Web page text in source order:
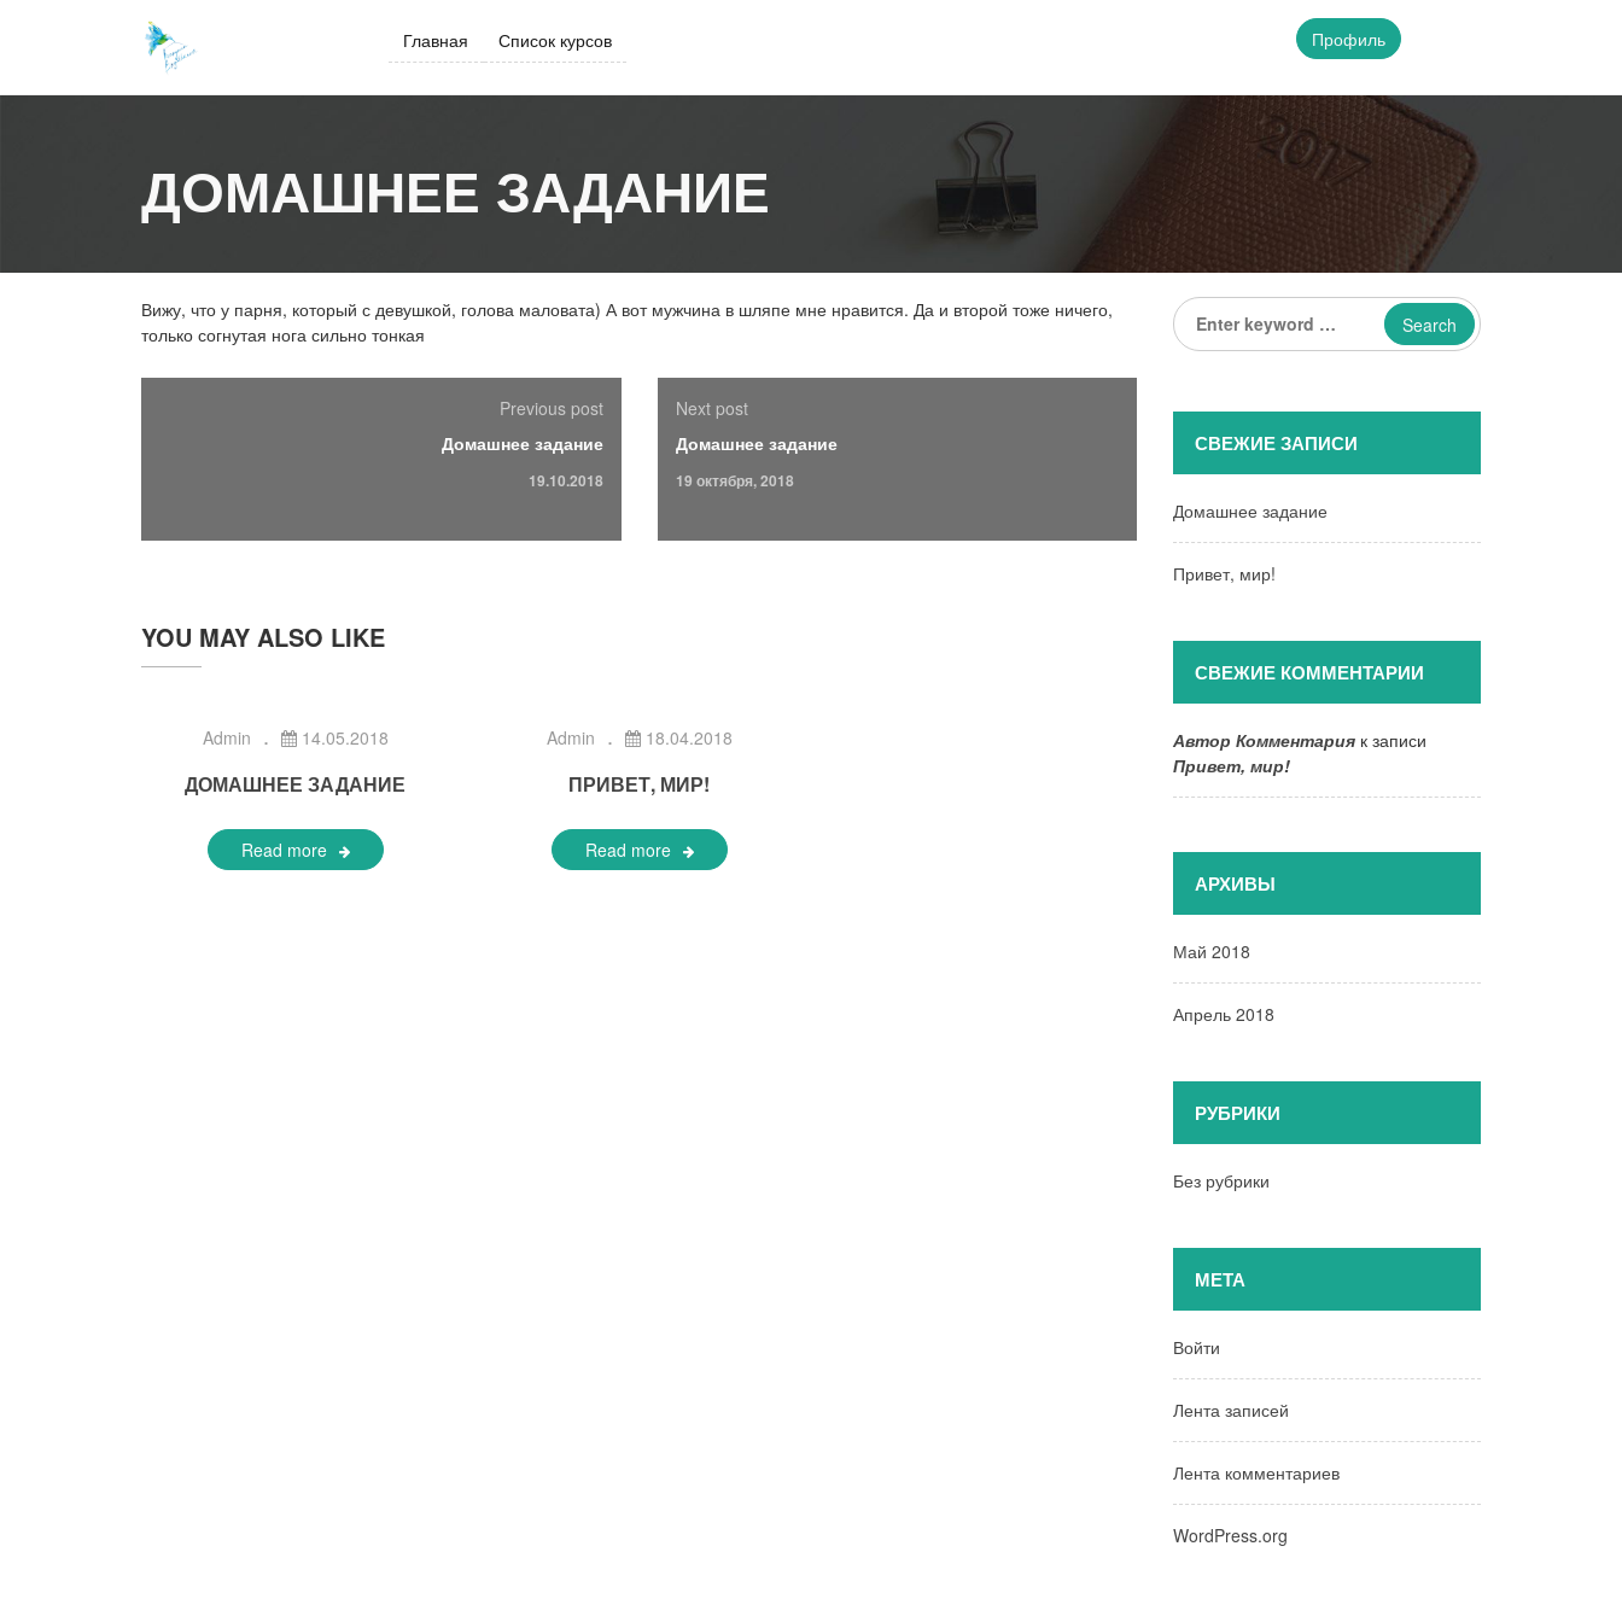
Главная Список курсов Профиль
ДОМАШНЕЕ ЗАДАНИЕ
Вижу, что у парня, который с девушкой, голова маловата) А вот мужчина в шляпе мне нравится. Да и второй тоже ничего,
только согнутая нога сильно тонкая
Previous post
Домашнее задание
19.10.2018
Next post
Домашнее задание
19 октября, 2018
YOU MAY ALSO LIKE
Admin 14.05.2018
ДОМАШНЕЕ ЗАДАНИЕ
Read more
Admin 18.04.2018
ПРИВЕТ, МИР!
Read more
Enter
keyword
СВЕЖИЕ ЗАПИСИ
Домашнее задание
Привет, мир!
СВЕЖИЕ КОММЕНТАРИИ
Автор Комментария к записи
Привет, мир!
АРХИВЫ
Май 2018
Апрель 2018
РУБРИКИ
Без рубрики
МЕТА
Войти
Лента записей
Лента комментариев
WordPress.org